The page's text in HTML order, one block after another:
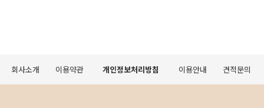
회사소개 이용약관 개인정보처리방침 이용안내 견적문의